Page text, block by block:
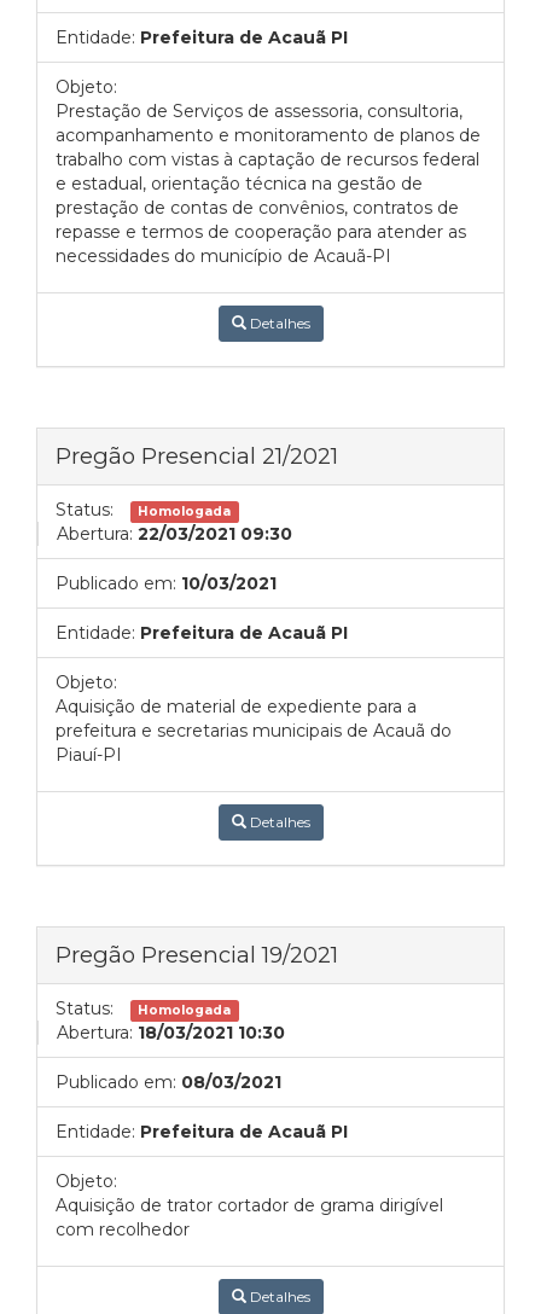
Entidade: Prefeitura de Acauã PI
Objeto:
Prestação de Serviços de assessoria, consultoria,
acompanhamento e monitoramento de planos de
trabalho com vistas à captação de recursos federal
e estadual, orientação técnica na gestão de
prestação de contas de convênios, contratos de
repasse e termos de cooperação para atender as
necessidades do município de Acauã-PI
Detalhes
Pregão Presencial 21/2021
Status: Homologada
Abertura: 22/03/2021 09:30
Publicado em: 10/03/2021
Entidade: Prefeitura de Acauã PI
Objeto:
Aquisição de material de expediente para a
prefeitura e secretarias municipais de Acauã do
Piauí-PI
Detalhes
Pregão Presencial 19/2021
Status: Homologada
Abertura: 18/03/2021 10:30
Publicado em: 08/03/2021
Entidade: Prefeitura de Acauã PI
Objeto:
Aquisição de trator cortador de grama dirigível
com recolhedor
Detalhes